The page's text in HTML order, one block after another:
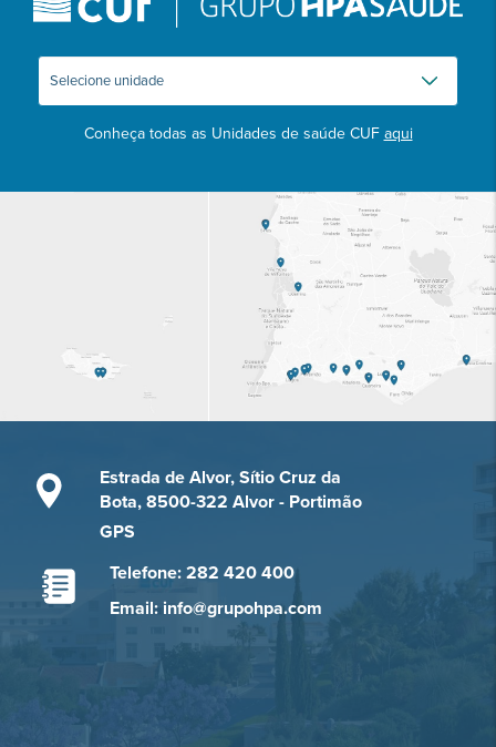
Conheça todas as Unidades de saúde CUF aqui
Estrada de Alvor, Sítio Cruz da
Bota, 8500-322 Alvor - Portimão
GPS
Telefone: 282 420 400
Email: info@grupohpa.com